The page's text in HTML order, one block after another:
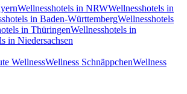
Wellnesshotels in NRWWellnesshotels in
in Baden-WürttembergWellnesshotels
in ThüringenWellnesshotels in
in Niedersachsen
WellnessWellness SchnäppchenWellness